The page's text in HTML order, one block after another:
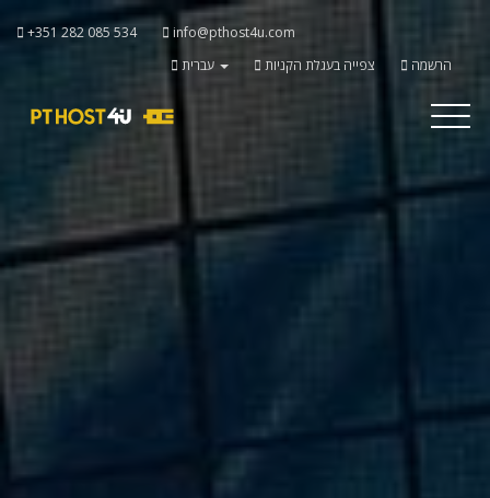
+351 282 085 534
info@pthost4u.com
צפייה בעגלת הקניות הרשמה
Toggle